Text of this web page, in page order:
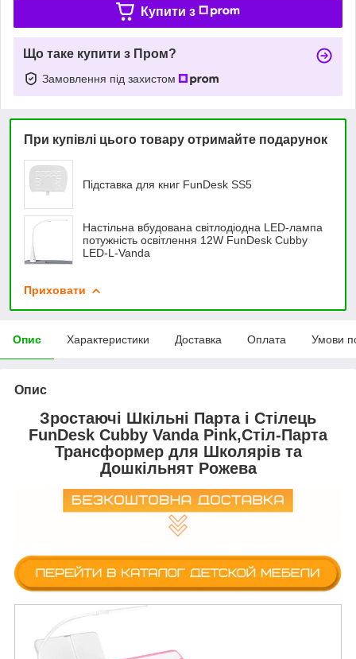
Купити з
Що таке купити з Пром?
Замовлення під захистом
При купівлі цього товару отримайте подарунок
Підставка для книг FunDesk SS5
Настільна вбудована світлодіодна LED-лампа
потужність освітлення 12W FunDesk Cubby
LED-L-Vanda
Приховати
Опис Характеристики Доставка Оплата Умови
Опис
Зростаючі Шкільні Парта і Стілець
FunDesk Cubby Vanda Pink,Стіл-Парта
Трансформер для Школярів та
Дошкільнят Рожева